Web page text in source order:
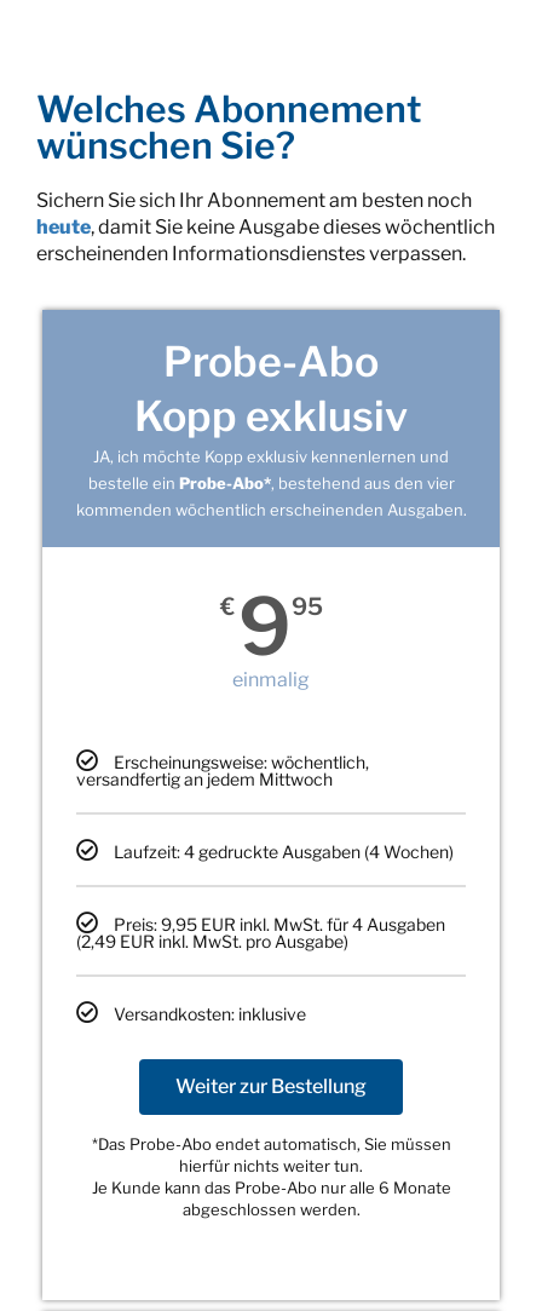
Welches Abonnement
wünschen Sie?
Sichern Sie sich Ihr Abonnement am besten noch
heute, damit Sie keine Ausgabe dieses wöchentlich
erscheinenden Informationsdienstes verpassen.
Probe-Abo
Kopp exklusiv
JA, ich möchte Kopp exklusiv kennenlernen und
bestelle ein Probe-Abo*, bestehend aus den vier
kommenden wöchentlich erscheinenden Ausgaben.
€ 995
einmalig
Erscheinungsweise: wöchentlich,
versandfertig an jedem Mittwoch
Laufzeit: 4 gedruckte Ausgaben (4 Wochen)
Preis: 9,95 EUR inkl. MwSt. für 4 Ausgaben
(2,49 EUR inkl. MwSt. pro Ausgabe)
Versandkosten: inklusive
Weiter zur Bestellung
*Das Probe-Abo endet automatisch, Sie müssen
hierfür nichts weiter tun.
Je Kunde kann das Probe-Abo nur alle 6 Monate
abgeschlossen werden.